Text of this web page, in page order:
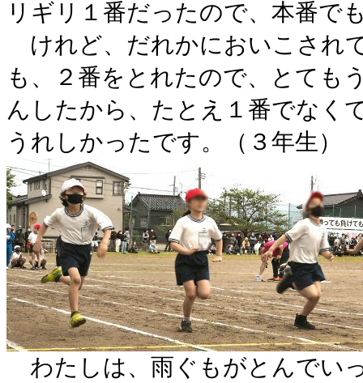
リギリ１番だったので、本番で
けれど、だれかにおいこされ
も、２番をとれたので、とても
んしたから、たとえ１番でなく
うれしかったです。（３年生）
わたしは、雨ぐもがとんでい